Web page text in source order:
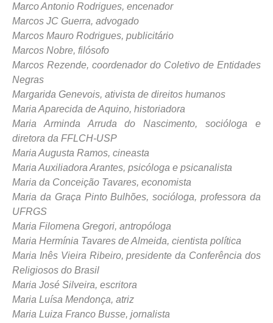
Marco Antonio Rodrigues, encenador
Marcos JC Guerra, advogado
Marcos Mauro Rodrigues, publicitário
Marcos Nobre, filósofo
Marcos Rezende, coordenador do Coletivo de Entidades
Negras
Margarida Genevois, ativista de direitos humanos
Maria Aparecida de Aquino, historiadora
Maria Arminda Arruda do Nascimento, socióloga e
diretora da FFLCH-USP
Maria Augusta Ramos, cineasta
Maria Auxiliadora Arantes, psicóloga e psicanalista
Maria da Conceição Tavares, economista
Maria da Graça Pinto Bulhões, socióloga, professora da
UFRGS
Maria Filomena Gregori, antropóloga
Maria Hermínia Tavares de Almeida, cientista política
Maria Inês Vieira Ribeiro, presidente da Conferência dos
Religiosos do Brasil
Maria José Silveira, escritora
Maria Luísa Mendonça, atriz
Maria Luiza Franco Busse, jornalista